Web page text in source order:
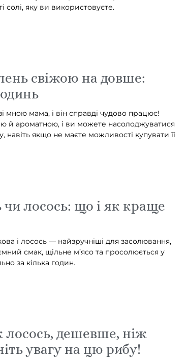
солі, яку ви використовуєте.
свіжою на довше:
мною мама, і він справді чудово працює!
й ароматною, і ви можете насолоджуватися
навіть якщо не маєте можливості купувати її
чи лосось: що і як краще
і лосось — найзручніші для засолювання,
смак, щільне м’ясо та просолюється у
за кілька годин.
лосось, дешевше, ніж
увагу на цю рибу!